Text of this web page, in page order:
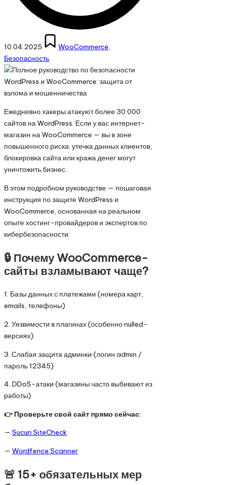
10.04.2025
Опубликовано
в
WooCommerce,
Безопасность
Ежедневно хакеры атакуют более 30 000
сайтов на WordPress. Если у вас интернет-
магазин на WooCommerce — вы в зоне
повышенного риска: утечка данных клиентов,
блокировка сайта или кража денег могут
уничтожить бизнес.
В этом подробном руководстве — пошаговая
инструкция по защите WordPress и
WooCommerce, основанная на реальном
опыте хостинг-провайдеров и экспертов по
кибербезопасности.
🔒 Почему WooCommerce-
сайты взламывают чаще?
1. Базы данных с платежами (номера карт,
emails, телефоны)
2. Уязвимости в плагинах (особенно nulled-
версиях)
3. Слабая защита админки (логин admin /
пароль 12345)
4. DDoS-атаки (магазины часто выбивают из
работы)
👉 Проверьте свой сайт прямо сейчас:
— Sucuri SiteCheck
— Wordfence Scanner
🚨 15+ обязательных мер